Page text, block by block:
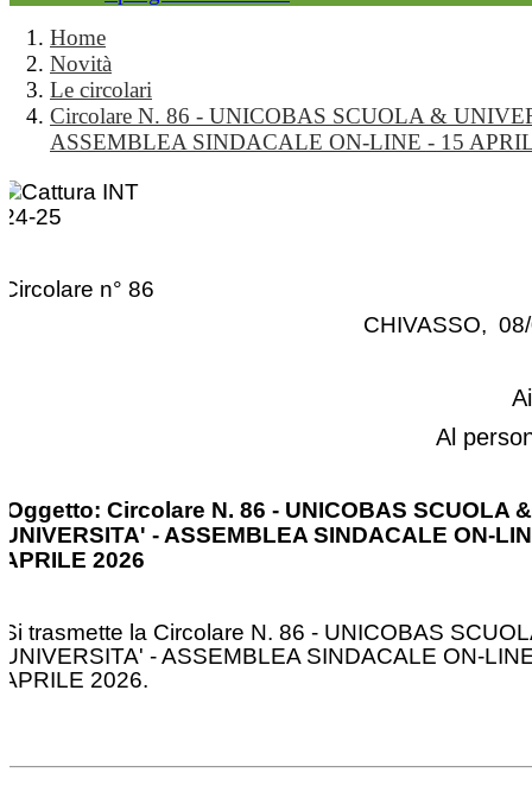
Home
Novità
Le circolari
Circolare N. 86 - UNICOBAS SCUOLA &
ASSEMBLEA SINDACALE ON-LINE - 15
Circolare n° 86
CHIVASSO,
Al
Oggetto: Circolare N. 86 - UNICOBAS SCUOLA &
UNIVERSITA' - ASSEMBLEA SINDACALE ON-
APRILE 2026
Si trasmette la Circolare N. 86 - UNICOBAS
UNIVERSITA' - ASSEMBLEA SINDACALE ON-
APRILE 2026.